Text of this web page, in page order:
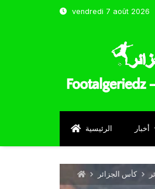
vendredi 7 août 2026
الرئيسية أخبار
كأس الجزائر